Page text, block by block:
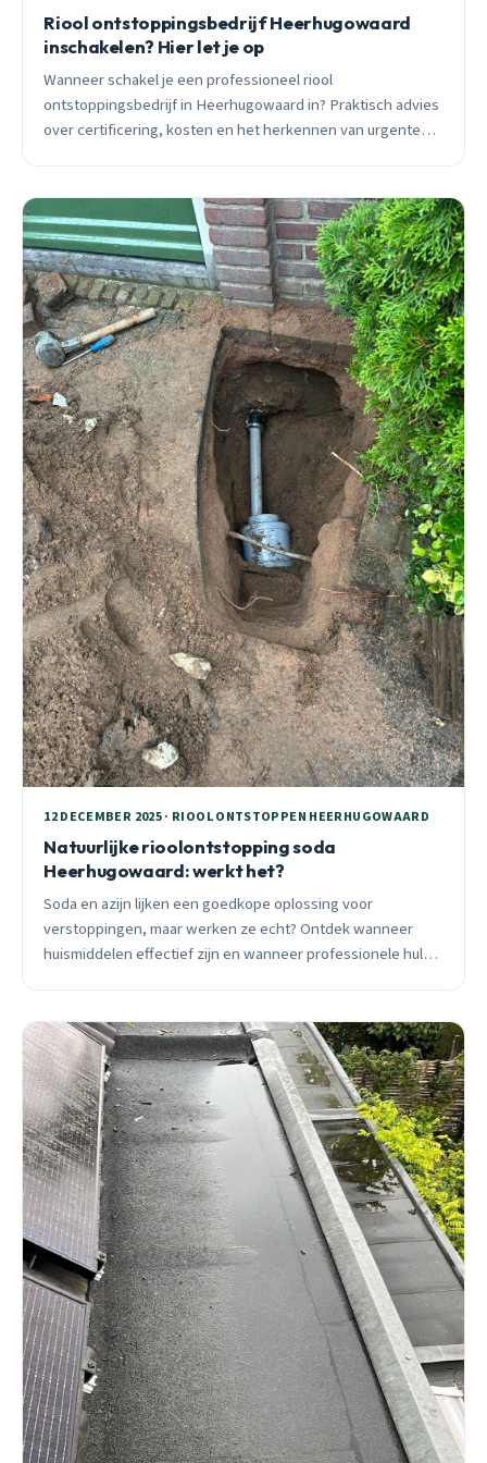
Riool ontstoppingsbedrijf Heerhugowaard
inschakelen? Hier let je op
Wanneer schakel je een professioneel riool
ontstoppingsbedrijf in Heerhugowaard in? Praktisch advies
over certificering, kosten en het herkennen van urgente
12 DECEMBER 2025 · RIOOL ONTSTOPPEN HEERHUGOWAARD
Natuurlijke rioolontstopping soda
Heerhugowaard: werkt het?
Soda en azijn lijken een goedkope oplossing voor
verstoppingen, maar werken ze echt? Ontdek wanneer
huismiddelen effectief zijn en wanneer professionele hulp